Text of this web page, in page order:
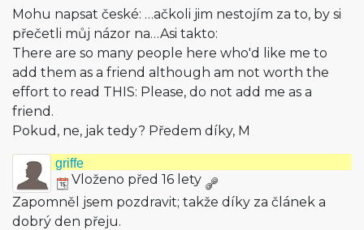
Mohu napsat české: …ačkoli jim nestojím za to, by si
přečetli můj názor na…Asi takto:
There are so many people here who'd like me to
add them as a friend although am not worth the
effort to read THIS: Please, do not add me as a
friend.
Pokud, ne, jak tedy? Předem díky, M
griffe
Vloženo před 16 lety
Zapomněl jsem pozdravit; takže díky za článek a
dobrý den přeju.